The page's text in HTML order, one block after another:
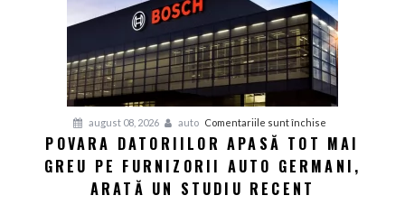
august 08, 2026 auto Comentariile sunt închise
Povara
datoriilor
POVARA DATORIILOR APASĂ TOT MAI
GREU PE FURNIZORII AUTO GERMANI,
ARATĂ UN STUDIU RECENT